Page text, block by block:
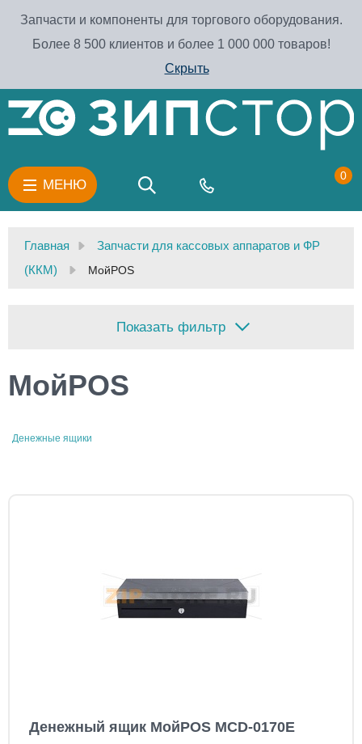
Запчасти и компоненты для торгового оборудования.
Более 8 500 клиентов и более 1 000 000 товаров!
Скрыть
МЕНЮ
0
Главная
Запчасти для кассовых аппаратов и ФР
(ККМ)
МойPOS
Показать фильтр
МойPOS
Денежные ящики
Денежный ящик МойPOS MCD-0170E